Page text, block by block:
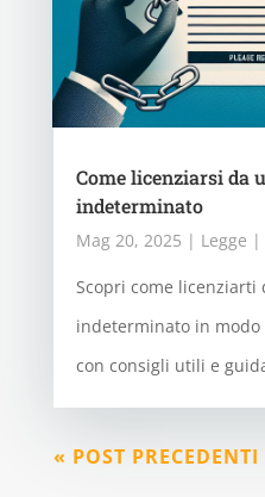
Come licenziarsi da
indeterminato
Mag 20, 2025 | Legge |
Scopri come
indeterminato in
con consigli utili e
« POST PRECEDENTI